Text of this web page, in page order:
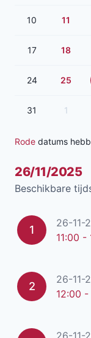
10 11
17 18
24 25
31 1
Rode datums
26/11/2025
Beschikbare
1
26-11-
11:00 -
2
26-11-
12:00 -
26-11-